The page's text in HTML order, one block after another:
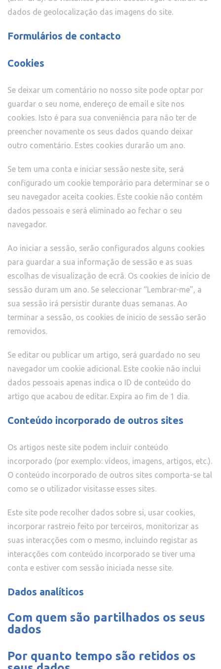
dados de geolocalização das imagens do site.
Formulários de contacto
Cookies
Se deixar um comentário no nosso site pode optar por
guardar o seu nome, endereço de email e site nos
cookies. Isto é para sua conveniência para não ter de
preencher novamente os seus dados quando deixar
outro comentário. Estes cookies durarão um ano.
Se tem uma conta e iniciar sessão neste site, será
configurado um cookie temporário para determinar se o
seu navegador aceita cookies. Este cookie não contém
dados pessoais e será eliminado ao fechar o seu
navegador.
Ao iniciar a sessão, serão configurados alguns cookies
para guardar a sua informação de sessão e as suas
escolhas de visualização de ecrã. Os cookies de início de
sessão duram um ano. Se seleccionar “Lembrar-me”, a
sua sessão irá persistir durante duas semanas. Ao
terminar a sessão, os cookies de inicio de sessão serão
removidos.
Se editar ou publicar um artigo, será guardado no seu
navegador um cookie adicional. Este cookie não inclui
dados pessoais apenas indica o ID de conteúdo do
artigo que acabou de editar. Expira ao fim de 1 dia.
Conteúdo incorporado de outros sites
Os artigos neste site podem incluir conteúdo
incorporado (por exemplo: vídeos, imagens, artigos, etc.).
O conteúdo incorporado de outros sites comporta-se tal
como se o utilizador visitasse esses sites.
Este site pode recolher dados sobre si, usar cookies,
incorporar rastreio feito por terceiros, monitorizar as
suas interacções com o mesmo, incluindo registar as
interacções com conteúdo incorporado se tiver uma
conta e estiver com sessão iniciada nesse site.
Dados analíticos
Com quem são partilhados os seus
dados
Por quanto tempo são retidos os